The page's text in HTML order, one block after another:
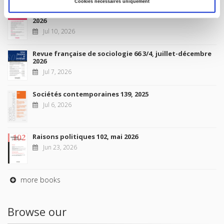
Cookies nécessaires uniquement
Revue française de science politique 76-2, avril-juin
2026
Jul 10, 2026
Revue française de sociologie 66 3/4, juillet-décembre
2026
Jul 7, 2026
Sociétés contemporaines 139, 2025
Jul 6, 2026
Raisons politiques 102, mai 2026
Jun 23, 2026
more books
Browse our